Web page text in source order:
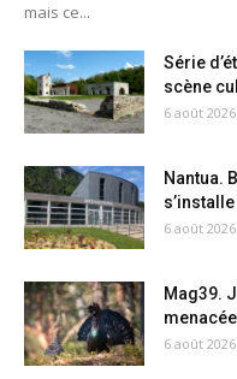
mais ce...
Série
scène
6 août 2026
Nantua.
6 août 2026
Mag39.
6 août 2026